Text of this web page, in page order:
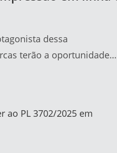
dessa
terão a oportunidade…